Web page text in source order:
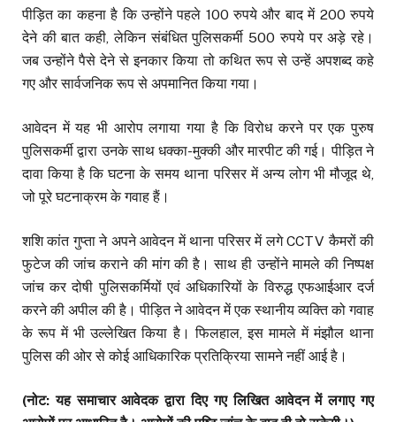
पीड़ित का कहना है कि उन्होंने पहले 100 रुपये और बाद में 200 रुपये
देने की बात कही, लेकिन संबंधित पुलिसकर्मी 500 रुपये पर अड़े रहे।
जब उन्होंने पैसे देने से इनकार किया तो कथित रूप से उन्हें अपशब्द कहे
गए और सार्वजनिक रूप से अपमानित किया गया।
आवेदन में यह भी आरोप लगाया गया है कि विरोध करने पर एक पुरुष
पुलिसकर्मी द्वारा उनके साथ धक्का-मुक्की और मारपीट की गई। पीड़ित ने
दावा किया है कि घटना के समय थाना परिसर में अन्य लोग भी मौजूद थे,
जो पूरे घटनाक्रम के गवाह हैं।
शशि कांत गुप्ता ने अपने आवेदन में थाना परिसर में लगे CCTV कैमरों की
फुटेज की जांच कराने की मांग की है। साथ ही उन्होंने मामले की निष्पक्ष
जांच कर दोषी पुलिसकर्मियों एवं अधिकारियों के विरुद्ध एफआईआर दर्ज
करने की अपील की है। पीड़ित ने आवेदन में एक स्थानीय व्यक्ति को गवाह
के रूप में भी उल्लेखित किया है। फिलहाल, इस मामले में मंझौल थाना
पुलिस की ओर से कोई आधिकारिक प्रतिक्रिया सामने नहीं आई है।
(नोट: यह समाचार आवेदक द्वारा दिए गए लिखित आवेदन में लगाए गए